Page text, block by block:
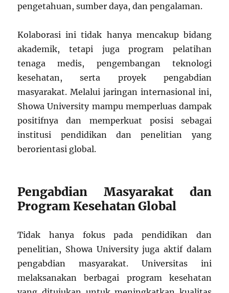
pengetahuan, sumber daya, dan pengalaman.
Kolaborasi ini tidak hanya mencakup bidang
akademik, tetapi juga program pelatihan
tenaga medis, pengembangan teknologi
kesehatan, serta proyek pengabdian
masyarakat. Melalui jaringan internasional ini,
Showa University mampu memperluas dampak
positifnya dan memperkuat posisi sebagai
institusi pendidikan dan penelitian yang
berorientasi global.
Pengabdian Masyarakat dan
Program Kesehatan Global
Tidak hanya fokus pada pendidikan dan
penelitian, Showa University juga aktif dalam
pengabdian masyarakat. Universitas ini
melaksanakan berbagai program kesehatan